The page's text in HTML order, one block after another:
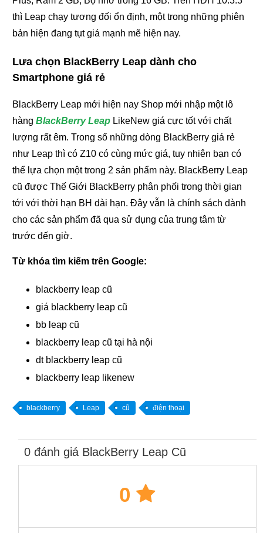
thì Leap chạy tương đối ổn định, một trong những phiên
bản hiện đang tụt giá mạnh mẽ hiện nay.
Lưa chọn BlackBerry Leap dành cho
Smartphone giá rẻ
BlackBerry Leap mới hiện nay Shop mới nhập một lô
hàngBlackBerry Leap LikeNew giá cực tốt với chất
lượng rất êm. Trong số những dòng BlackBerry giá rẻ
như Leap thì có Z10 có cùng mức giá, tuy nhiên bạn có
thể lựa chọn một trong 2 sản phẩm này. BlackBerry Leap
cũ được Thế Giới BlackBerry phân phối trong thời gian
tới với thời hạn BH dài hạn. Đây vẫn là chính sách dành
cho các sản phẩm đã qua sử dụng của trung tâm từ
trước đến giờ.
Từ khóa tìm kiếm trên Google:
blackberry leap cũ
giá blackberry leap cũ
bb leap cũ
blackberry leap cũ tại hà nội
dt blackberry leap cũ
blackberry leap likenew
blackberry Leap cũ điện thoại
0 đánh giá BlackBerry Leap Cũ
0